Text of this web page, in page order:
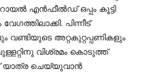
എൻഫീൽഡ് ഒപ്പം കൂട്ടി
പിന്നീട്
വണ്ടിയുടെ അറ്റകുറ്റപ്പണികളും
വിശ്രമം കൊടുത്ത്
ചെയ്യുവാൻ